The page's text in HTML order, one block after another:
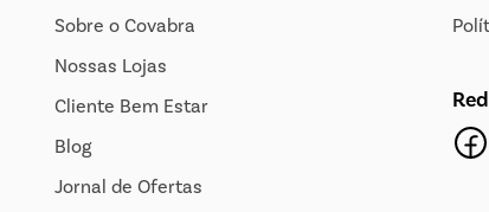
Sobre o Covabra
Nossas Lojas
Cliente Bem Estar
Blog
Jornal de Ofertas